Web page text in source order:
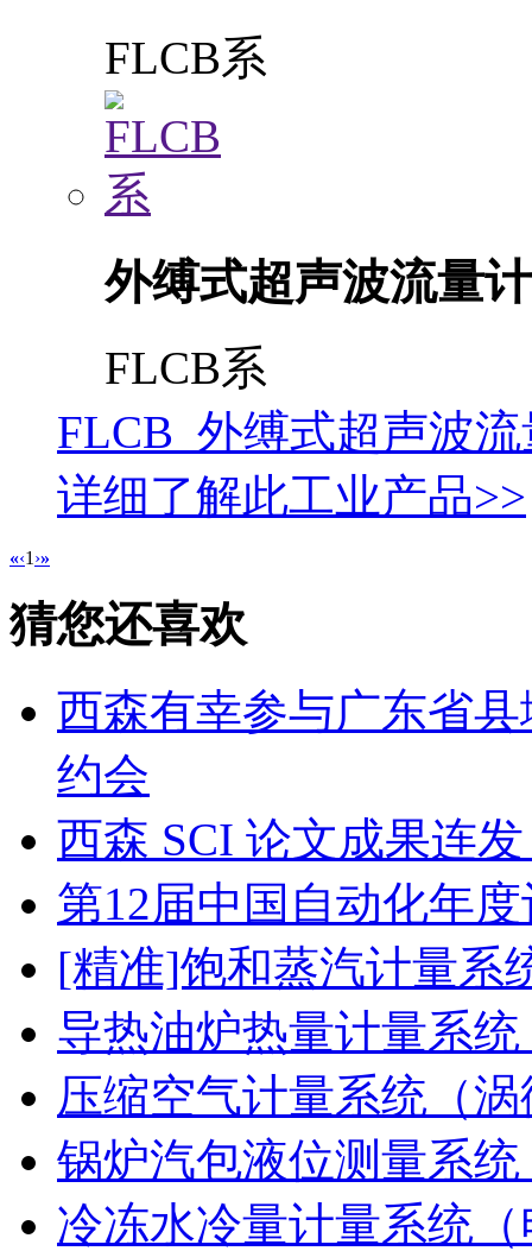
FLCB系
外缚式超声波流量计
FLCB系
FLCB 外缚式超声波流
详细了解此工业产品>>
«‹1 ›»
猜您还喜欢
西森有幸参与广东省
约会
西森 SCI 论文成果连
第12届中国自动化年
[精准]饱和蒸汽计量系
导热油炉热量计量系
压缩空气计量系统（
锅炉汽包液位测量系
冷冻水冷量计量系统